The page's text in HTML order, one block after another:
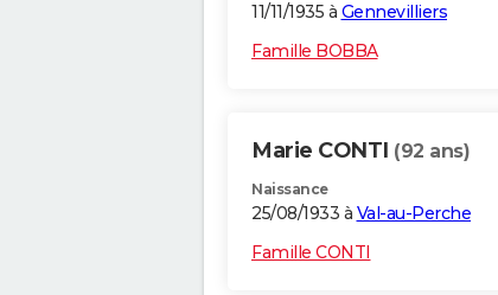
11/11/1935 à Gennevilliers
Famille BOBBA
Marie CONTI (92 ans)
Naissance
25/08/1933 à Val-au-Perche
Famille CONTI